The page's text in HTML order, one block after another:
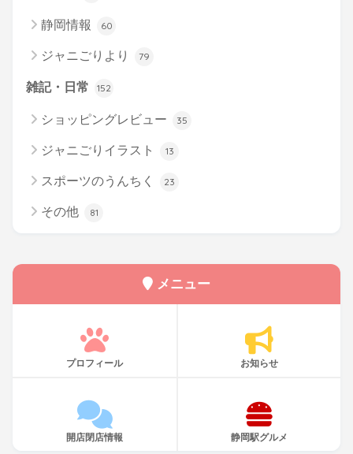
静岡情報 60
ジャニごりより 79
雑記・日常 152
ショッピングレビュー 35
ジャニごりイラスト 13
スポーツのうんちく 23
その他 81
メニュー
プロフィール お知らせ
開店閉店情報 静岡駅グルメ